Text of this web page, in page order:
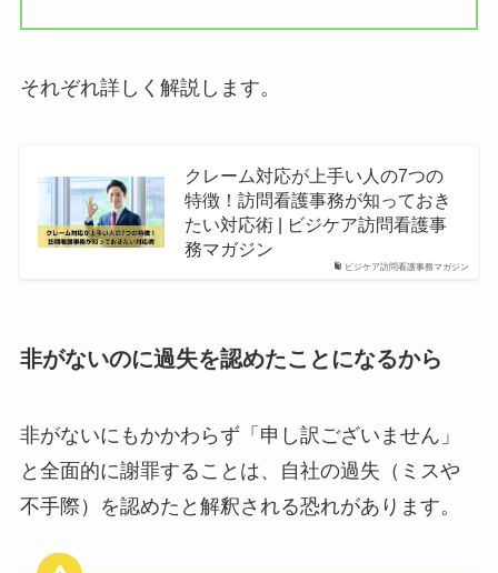
それぞれ詳しく解説します。
ビジケア訪問看護事務マガジン
クレーム対応が上手い人の7つの
特徴！訪問看護事務が知っておき
たい対応術 | ビジケア訪問看護事
務マガジン
非がないのに過失を認めたことになるから
非がないにもかかわらず「申し訳ございません」
と全面的に謝罪することは、自社の過失（ミスや
不手際）を認めたと解釈される恐れがあります。